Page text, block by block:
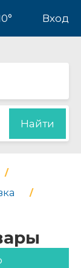
Вход
Найти